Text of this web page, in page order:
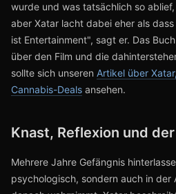
wurde und was tatsächlich so
aber Xatar lacht dabei eher als
ist Entertainment", sagt er. Das
über den Film und die
sollte sich unseren Artikel über
Cannabis-Deals ansehen.
Knast, Reflexion und
Mehrere Jahre Gefängnis
psychologisch, sondern auch in der